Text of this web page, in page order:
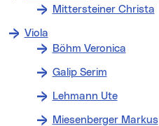
Mittersteiner Christa
Viola
Böhm Veronica
Galip Serim
Lehmann Ute
Miesenberger Markus